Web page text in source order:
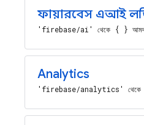
ফায়ারবেস এআই
'firebase/ai' থেকে { }
Analytics
'firebase/analytics' থেকে